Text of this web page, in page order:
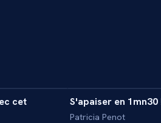
cet
INTERVIEW
S'apaiser en 1mn30
Patricia Penot